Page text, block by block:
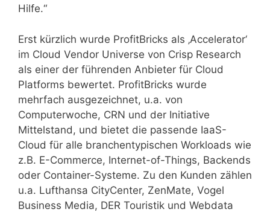
Hilfe.“
Erst kürzlich wurde ProfitBricks als ‚Accelerator‘
im Cloud Vendor Universe von Crisp Research
als einer der führenden Anbieter für Cloud
Platforms bewertet. ProfitBricks wurde
mehrfach ausgezeichnet, u.a. von
Computerwoche, CRN und der Initiative
Mittelstand, und bietet die passende IaaS-
Cloud für alle branchentypischen Workloads wie
z.B. E-Commerce, Internet-of-Things, Backends
oder Container-Systeme. Zu den Kunden zählen
u.a. Lufthansa CityCenter, ZenMate, Vogel
Business Media, DER Touristik und Webdata